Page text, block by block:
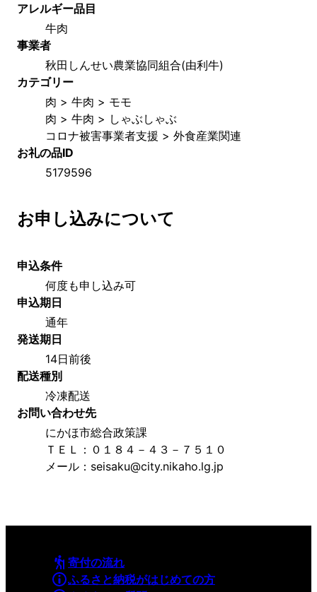
アレルギー品目
牛肉
事業者
秋田しんせい農業協同組合(由利牛)
カテゴリー
肉 > 牛肉 > モモ
肉 > 牛肉 > しゃぶしゃぶ
コロナ被害事業者支援 > 外食産業関連
お礼の品ID
5179596
お申し込みについて
申込条件
何度も申し込み可
申込期日
通年
発送期日
14日前後
配送種別
冷凍配送
お問い合わせ先
にかほ市総合政策課
ＴＥＬ：０１８４－４３－７５１０
メール：seisaku@city.nikaho.lg.jp
寄付の流れ
ふるさと納税がはじめての方